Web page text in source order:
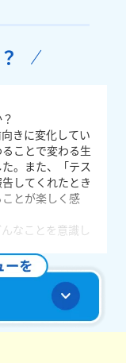
きに変化してい
ことで変わる生
。また、「テス
してくれたとき
とが楽しく感
なことを意識し
あってほしいと
とたくさん会話
こと、学校での
会話することで
ことができ、塾